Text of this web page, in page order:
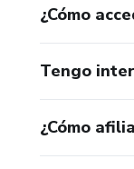
¿Cómo
Tengo
¿Cómo